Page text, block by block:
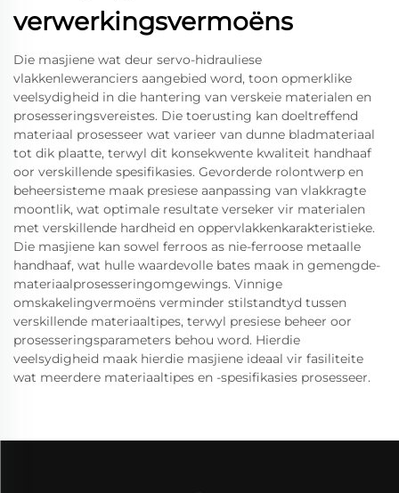
verwerkingsvermoëns
Die masjiene wat deur servo-hidrauliese
vlakkenleweranciers aangebied word, toon opmerklike
veelsydigheid in die hantering van verskeie materialen en
prosesseringsvereistes. Die toerusting kan doeltreffend
materiaal prosesseer wat varieer van dunne bladmateriaal
tot dik plaatte, terwyl dit konsekwente kwaliteit handhaaf
oor verskillende spesifikasies. Gevorderde rolontwerp en
beheersisteme maak presiese aanpassing van vlakkragte
moontlik, wat optimale resultate verseker vir materialen
met verskillende hardheid en oppervlakkenkarakteristieke.
Die masjiene kan sowel ferroos as nie-ferroose metaalle
handhaaf, wat hulle waardevolle bates maak in gemengde-
materiaalprosesseringomgewings. Vinnige
omskakelingvermoëns verminder stilstandtyd tussen
verskillende materiaaltipes, terwyl presiese beheer oor
prosesseringsparameters behou word. Hierdie
veelsydigheid maak hierdie masjiene ideaal vir fasiliteite
wat meerdere materiaaltipes en -spesifikasies prosesseer.